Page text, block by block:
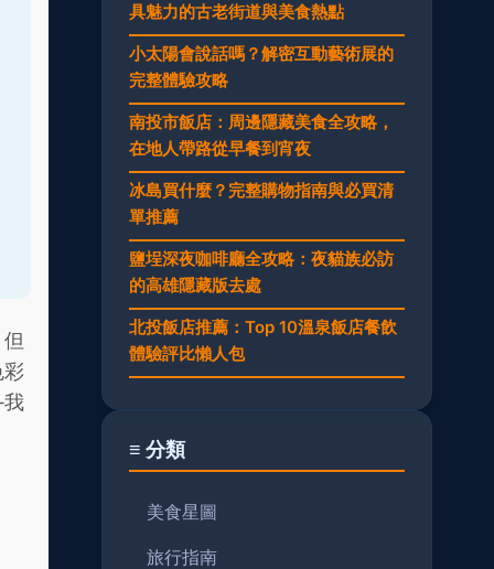
具魅力的古老街道與美食熱點
小太陽會說話嗎？解密互動藝術展的
完整體驗攻略
南投市飯店：周邊隱藏美食全攻略，
在地人帶路從早餐到宵夜
冰島買什麼？完整購物指南與必買清
單推薦
鹽埕深夜咖啡廳全攻略：夜貓族必訪
的高雄隱藏版去處
北投飯店推薦：Top 10溫泉飯店餐飲
體驗評比懶人包
≡ 分類
美食星圖
旅行指南